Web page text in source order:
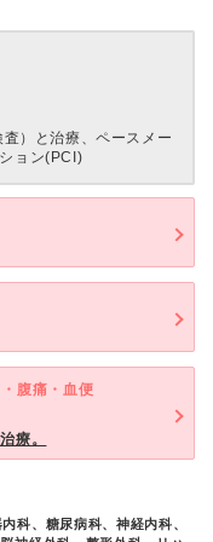
）と治療、ペースメー
ョン(PCI)
腹痛・血便
療。
科、糖尿病科、神経内科、